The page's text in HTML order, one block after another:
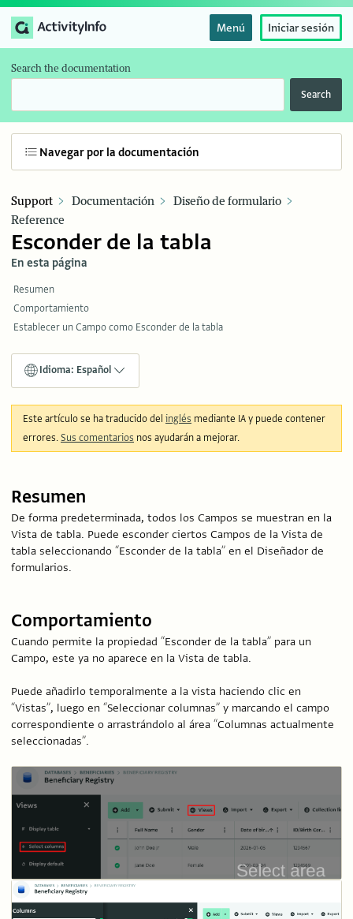
Menú Iniciar sesión
Search the documentation
Search
Navegar por la documentación
Support Documentación
Diseño de formulario
Reference
Esconder de la tabla
En esta página
Resumen
Comportamiento
Establecer un Campo como Esconder de la tabla
Idioma: Español
Este artículo se ha traducido del inglés mediante IA y puede contener
errores.Sus comentarios nos ayudarán a mejorar.
Resumen
De forma predeterminada, todos los Campos se muestran en la
Vista de tabla. Puede esconder ciertos Campos de la Vista de
tabla seleccionando “Esconder de la tabla” en el Diseñador de
formularios.
Comportamiento
Cuando permite la propiedad “Esconder de la tabla” para un
Campo, este ya no aparece en la Vista de tabla.
Puede añadirlo temporalmente a la vista haciendo clic en
“Vistas”, luego en “Seleccionar columnas” y marcando el campo
correspondiente o arrastrándolo al área “Columnas actualmente
seleccionadas”.